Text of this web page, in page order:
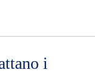
i